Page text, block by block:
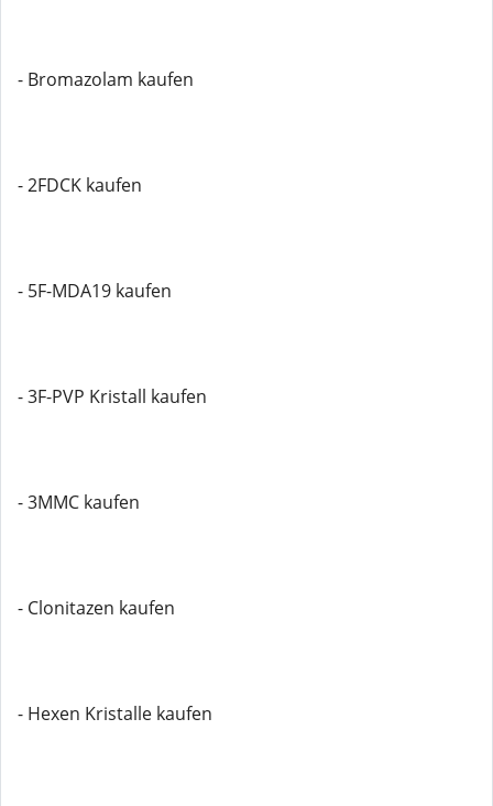
- Bromazolam kaufen
- 2FDCK kaufen
- 5F-MDA19 kaufen
- 3F-PVP Kristall kaufen
- 3MMC kaufen
- Clonitazen kaufen
- Hexen Kristalle kaufen